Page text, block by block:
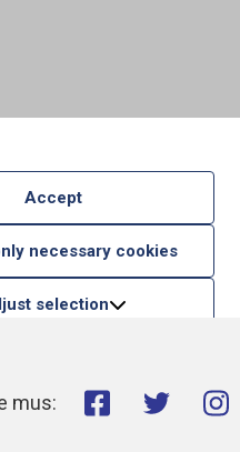
Accept
necessary cookies
selection
mus: